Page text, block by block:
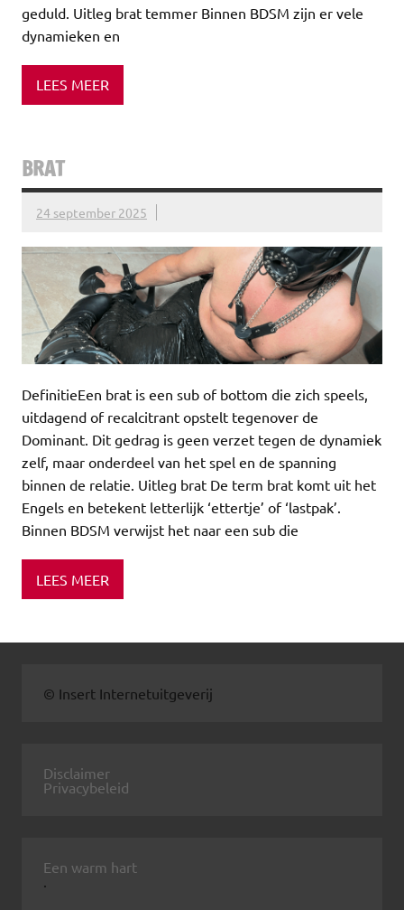
geduld. Uitleg brat temmer Binnen BDSM zijn er vele
dynamieken en
LEES MEER
BRAT
24 september 2025
DefinitieEen brat is een sub of bottom die zich speels,
uitdagend of recalcitrant opstelt tegenover de
Dominant. Dit gedrag is geen verzet tegen de dynamiek
zelf, maar onderdeel van het spel en de spanning
binnen de relatie. Uitleg brat De term brat komt uit het
Engels en betekent letterlijk ‘ettertje’ of ‘lastpak’.
Binnen BDSM verwijst het naar een sub die
LEES MEER
© Insert Internetuitgeverij
Disclaimer
Privacybeleid
Een warm hart
.